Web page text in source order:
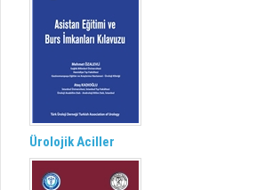
Ürolojik Aciller